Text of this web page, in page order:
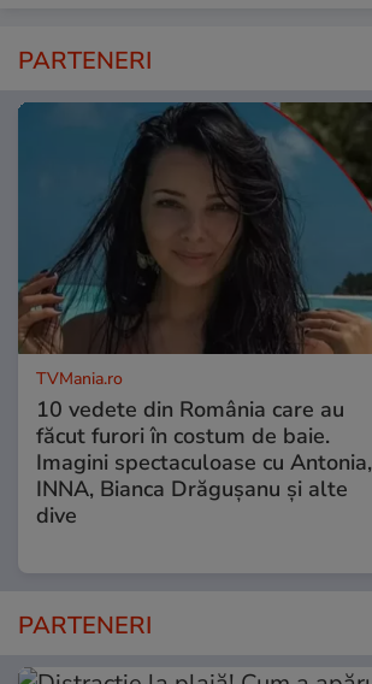
PARTENERI
TVMania.ro
10 vedete din România care au
făcut furori în costum de baie.
Imagini spectaculoase cu Antonia,
INNA, Bianca Drăgușanu și alte
dive
PARTENERI